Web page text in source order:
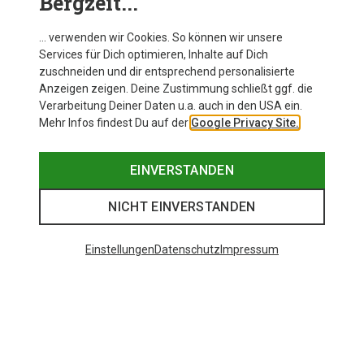
… verwenden wir Cookies. So können wir unsere
Services für Dich optimieren, Inhalte auf Dich
zuschneiden und dir entsprechend personalisierte
Anzeigen zeigen. Deine Zustimmung schließt ggf. die
Verarbeitung Deiner Daten u.a. auch in den USA ein.
Mehr Infos findest Du auf der Google Privacy Site.
EINVERSTANDEN
NICHT EINVERSTANDEN
EinstellungenDatenschutz Impressum